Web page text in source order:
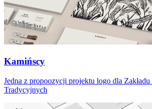
Kamińscy
Jedna z propoozycji projektu logo dla
Tradycyjnych